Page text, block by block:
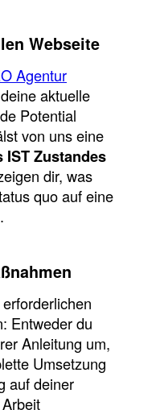
Webseite
Agentur
aktuelle
Potential
von uns eine
IST Zustandes
dir, was
quo auf eine
Entweder du
Anleitung um,
Umsetzung
auf deiner